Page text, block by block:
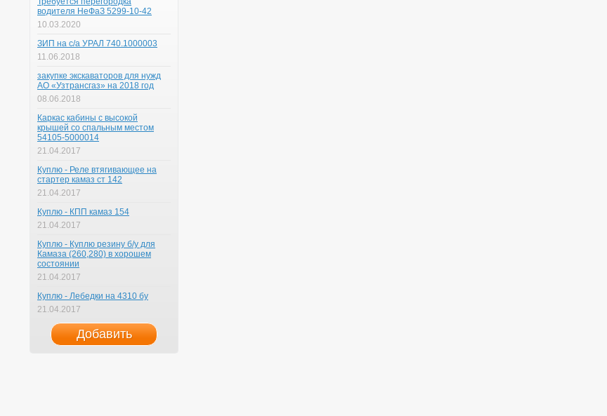
водителя НеФаЗ 5299-10-42
10.03.2020
ЗИП на с/а УРАЛ 740.1000003
11.06.2018
закупке экскаваторов для нужд
АО «Узтрансгаз» на 2018 год
08.06.2018
Каркас кабины с высокой
крышей со спальным местом
54105-5000014
21.04.2017
Куплю - Реле втягивающее на
стартер камаз ст 142
21.04.2017
Куплю - КПП камаз 154
21.04.2017
Куплю - Куплю резину б/у для
Камаза (260,280) в хорошем
состоянии
21.04.2017
Куплю - Лебедки на 4310 бу
21.04.2017
Добавить